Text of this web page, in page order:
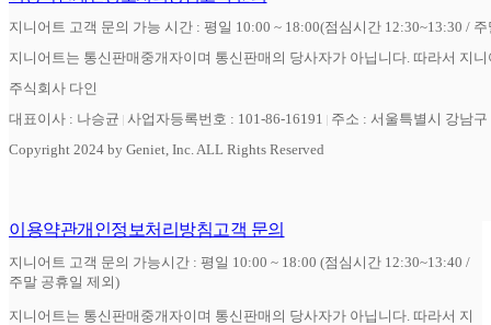
지니어트 고객 문의 가능 시간 : 평일 10:00 ~ 18:00(점심시간 12:30~13:30 /
지니어트는 통신판매중개자이며 통신판매의 당사자가 아닙니다. 따라서 지
주식회사 다인
대표이사 : 나승균 사업자등록번호 : 101-86-16191
주소 : 서울특별시 강남
Copyright 2024 by Geniet, Inc. ALL Rights Reserved
이용약관개인정보처리방침고객 문의
지니어트 고객 문의 가능시간 : 평일 10:00 ~ 18:00 (점심시간 12:30~13:40 /
주말 공휴일 제외)
지니어트는 통신판매중개자이며 통신판매의 당사자가 아닙니다. 따라서 지